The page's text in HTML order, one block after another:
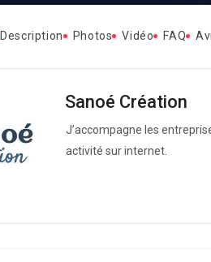
Description Photos Vidéo FAQ
Sanoé Création
J’accompagne les
activité sur internet.